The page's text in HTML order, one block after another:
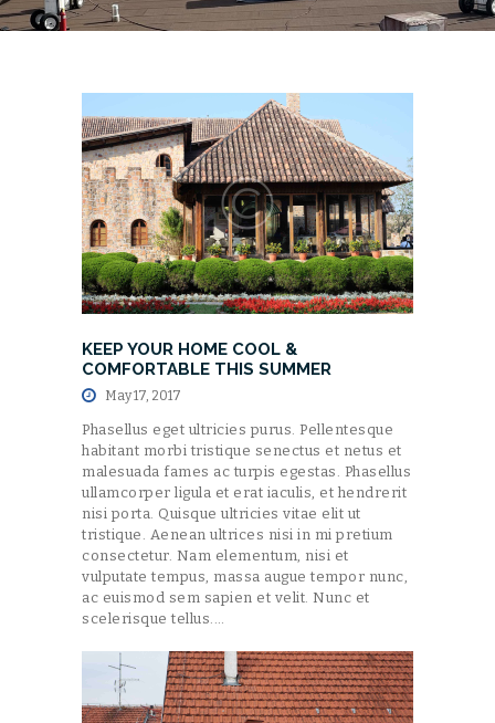
KEEP YOUR HOME COOL &
COMFORTABLE THIS SUMMER
May 17, 2017
Phasellus eget ultricies purus. Pellentesque
habitant morbi tristique senectus et netus et
malesuada fames ac turpis egestas. Phasellus
ullamcorper ligula et erat iaculis, et hendrerit
nisi porta. Quisque ultricies vitae elit ut
tristique. Aenean ultrices nisi in mi pretium
consectetur. Nam elementum, nisi et
vulputate tempus, massa augue tempor nunc,
ac euismod sem sapien et velit. Nunc et
scelerisque tellus.…